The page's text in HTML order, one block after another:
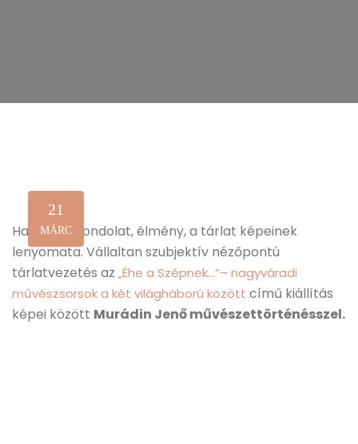
21
MÁRC
Hangulat, gondolat, élmény, a tárlat képeinek
lenyomata. Vállaltan szubjektív nézőpontú
tárlatvezetés az „Éhe a Szépnek…”– nagyváradi
művészsorsok a két világháború között című kiállítás
képei között Murádin Jenő művészettörténésszel.